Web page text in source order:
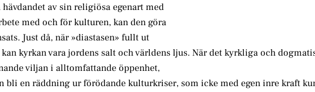
hävdandet av sin religiösa egenart med
med och för kulturen, kan den göra
Just då, när »diastasen» fullt ut
kyrkan vara jordens salt och världens ljus. När det kyrkliga och
viljan i alltomfattande öppenhet,
bli en räddning ur förödande kulturkriser, som icke med egen inre kraft